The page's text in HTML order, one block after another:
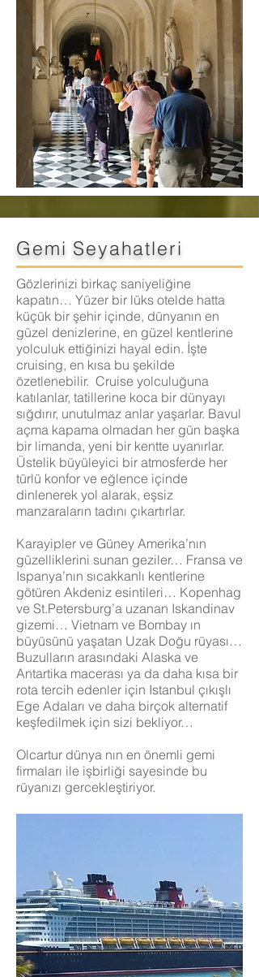
Gemi Seyahatleri
Gözlerinizi birkaç saniyeliğine
kapatın… Yüzer bir lüks otelde hatta
küçük bir şehir içinde, dünyanın en
güzel denizlerine, en güzel kentlerine
yolculuk ettiğinizi hayal edin. İşte
cruising, en kısa bu şekilde
özetlenebilir. Cruise yolculuğuna
katılanlar, tatillerine koca bir dünyayı
sığdırır, unutulmaz anlar yaşarlar. Bavul
açma kapama olmadan her gün başka
bir limanda, yeni bir kentte uyanırlar.
Üstelik büyüleyici bir atmosferde her
türlü konfor ve eğlence içinde
dinlenerek yol alarak, eşsiz
manzaraların tadını çıkartırlar.
Karayipler ve Güney Amerika’nın
güzelliklerini sunan geziler… Fransa ve
Ispanya’nın sıcakkanlı kentlerine
götüren Akdeniz esintileri… Kopenhag
ve St.Petersburg’a uzanan Iskandinav
gizemi… Vietnam ve Bombay ın
büyüsünü yaşatan Uzak Doğu rüyası…
Buzulların arasındaki Alaska ve
Antartika macerası ya da daha kısa bir
rota tercih edenler için Istanbul çıkışlı
Ege Adaları ve daha birçok alternatif
keşfedilmek için sizi bekliyor…
Olcartur dünya nın en önemli gemi
firmaları ile işbirliği sayesinde bu
rüyanızı gercekleştiriyor.